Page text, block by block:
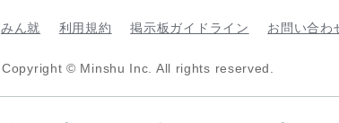
みん就 利用規約 掲示板ガイドライン お問い合わ
Copyright © Minshu Inc. All rights reserved.